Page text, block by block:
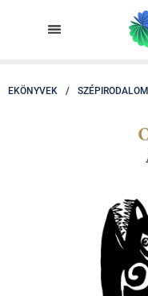
EKÖNYVEK / SZÉPIRODALOM